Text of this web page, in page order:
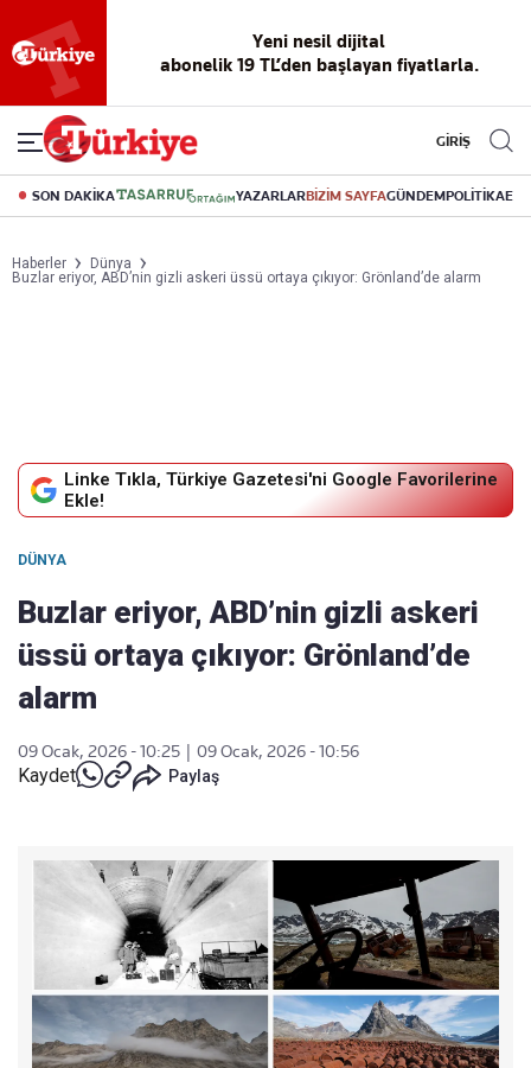
okuma
deneyimi
dijital arşiv
Akıllı haber
asistanı
Eski gazeteleri
indirme
canlı soru
cevap
GİRİŞ
SON DAKİKA YAZARLARBİZİM SAYFAGÜNDEMPOLİTİKA
Haberler
Dünya
Buzlar eriyor, ABD’nin gizli askeri üssü ortaya çıkıyor: Grönland’de alarm
Linke Tıkla, Türkiye Gazetesi'ni Google Favorilerine
Ekle!
DÜNYA
Buzlar eriyor, ABD’nin gizli askeri
üssü ortaya çıkıyor: Grönland’de
alarm
09 Ocak, 2026 - 10:25 09 Ocak, 2026 - 10:56
Kaydet Paylaş